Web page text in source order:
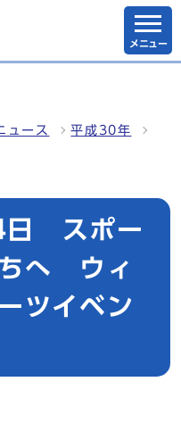
メニュー
ュース 平成30年
日 スポー
へ ウィ
ツイベン